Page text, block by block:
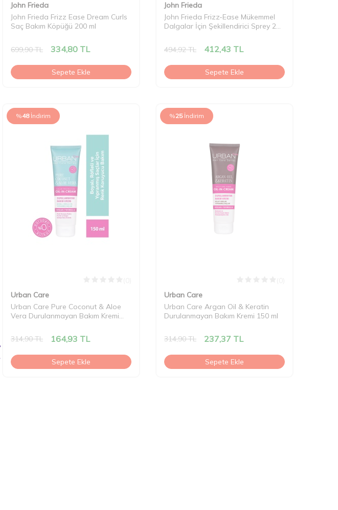
John Frieda
John Frieda Frizz Ease Dream Curls
Saç Bakım Köpüğü 200 ml
699,90TL 334,80TL
Sepete Ekle
John Frieda
John Frieda Frizz-Ease Mükemmel
Dalgalar İçin Şekillendirici Sprey 200
494,92TL 412,43 TL
Sepete Ekle
%48 İndirim
Urban Care
Urban Care Pure Coconut & Aloe
Vera Durulanmayan Bakım Kremi
314,90TL 164,93 TL
Sepete Ekle
%25 İndirim
Urban Care
Urban Care Argan Oil & Keratin
Durulanmayan Bakım Kremi 150 ml
314,90TL 237,37 TL
Sepete Ekle